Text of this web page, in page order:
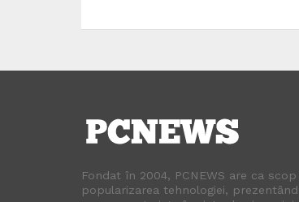
Fondat în 2004, PCNEWS are ca scop
popularizarea tehnologiei,